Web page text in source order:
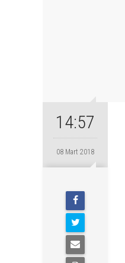
14:57
08 Mart 2018